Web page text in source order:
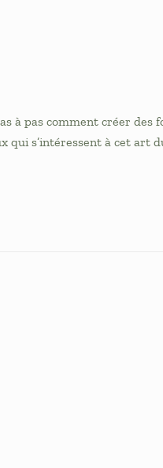
à pas comment créer des
qui s’intéressent à cet art